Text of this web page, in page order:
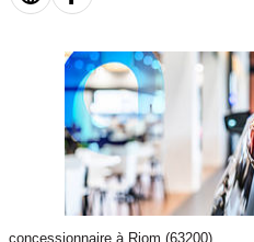
concessionnaire à Riom (63200)